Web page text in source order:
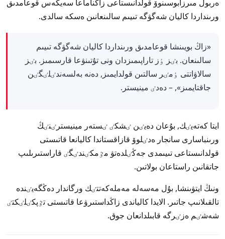
ەربول مىرزابوسىنوۆ قولدانىستاعى زاڭناماعا سەيكەس قوعامدىق
ورىنداردا كاليان شەگۋگە تىيىم سالىنعانىن ەسكە سالدى.
«زاڭ بويىنشا قوعامدىق ورىنداردا كاليان شەگۋگە تىيىم
سالىنعان. بٸز ٶز تاراپىمىزدان ونى تۇتىنۋعا قارسىمىز. بٸز
سالاۋاتتى ٶمٸر سالتىن قولدايمىز, دەنە بەلسەندٸلٸگٸن
جاقتايمىز», – دەدٸ مينيستر.
ايتا كەتەيٸك, بۇعان دەيٸن ٸشكٸ ٸستەر مينيسترٸنٸڭ
ورىنباسارى سانجار ەدٸلوۆ قازاقستاندا كاليانعا قاتىستى
قولدانىستاعى تىيىمدى جەڭٸلدەتۋ مٷمكٸندٸگٸ قاراستىرىلىپ
جاتقانىن راستاعان بولاتىن.
ونىڭ ايتۋىنشا, بۇل مەسەلە مەملەكەتتٸك ورگاندار دەڭگەيٸندە
تالقىلانىپ جاتىر. الايدا كالياندى زاڭداستىرۋعا قاتىستى تٷپكٸلٸكتٸ
شەشٸم ەزٸرگە قابىلدانعان جوق.